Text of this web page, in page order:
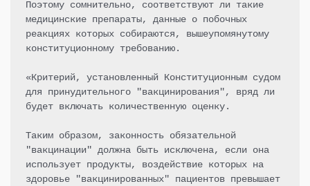
Поэтому сомнительно, соответствуют ли такие
медицинские препараты, данные о побочных
реакциях которых собираются, вышеупомянутому
конституционному требованию.
«Критерий, установленный Конституционным судом
для принудительного "вакцинирования", вряд ли
будет включать количественную оценку.
Таким образом, законность обязательной
"вакцинации" должна быть исключена, если она
использует продукты, воздействие которых на
здоровье "вакцинированных" пациентов превышает